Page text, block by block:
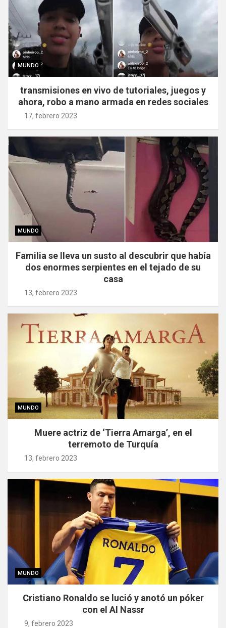
MUNDO
transmisiones en vivo de tutoriales, juegos y
ahora, robo a mano armada en redes sociales
17, febrero 2023
MUNDO
Familia se lleva un susto al descubrir que había
dos enormes serpientes en el tejado de su
casa
13, febrero 2023
MUNDO
Muere actriz de ‘Tierra Amarga’, en el
terremoto de Turquía
13, febrero 2023
MUNDO
Cristiano Ronaldo se lució y anotó un póker
con el Al Nassr
9, febrero 2023